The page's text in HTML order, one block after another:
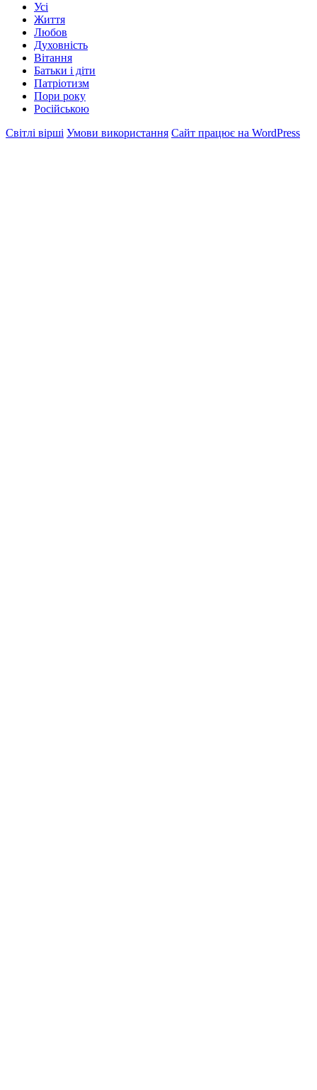
Усі
Життя
Любов
Духовність
Вітання
Батьки і діти
Патріотизм
Пори року
Російською
Світлі вірші Умови використання Сайт працює на WordPress